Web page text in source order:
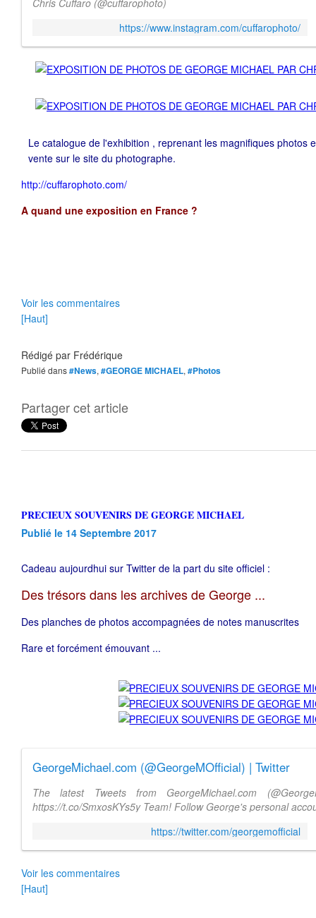
https://www.instagram.com/cuffarophoto/
Le catalogue de l'exhibition , reprenant les magnifiques photos
vente sur le site du photographe.
http://cuffarophoto.com/
A quand une exposition en France ?
Voir les commentaires
[Haut]
Rédigé par Frédérique
Publié dans#News, #GEORGE MICHAEL, #Photos
Partager cet article
PRECIEUX SOUVENIRS DE GEORGE MICHAEL
Publié le 14 Septembre 2017
Cadeau aujourdhui sur Twitter de la part du site officiel :
Des trésors dans les archives de George ...
Des planches de photos accompagnées de notes manuscrites
Rare et forcément émouvant ...
GeorgeMichael.com (@GeorgeMOfficial) | Twitter
The latest Tweets from GeorgeMichael.com
https://t.co/SmxosKYs5y Team! Follow George's personal
https://twitter.com/georgemofficial
Voir les commentaires
[Haut]